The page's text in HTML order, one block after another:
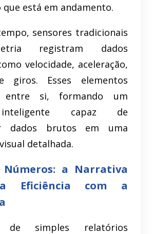
que está em andamento.
sensores tradicionais
registram dados
velocidade, aceleração,
giros. Esses elementos
entre si, formando um
capaz de
dados brutos em uma
detalhada.
Números: a Narrativa
Eficiência com a
simples relatórios